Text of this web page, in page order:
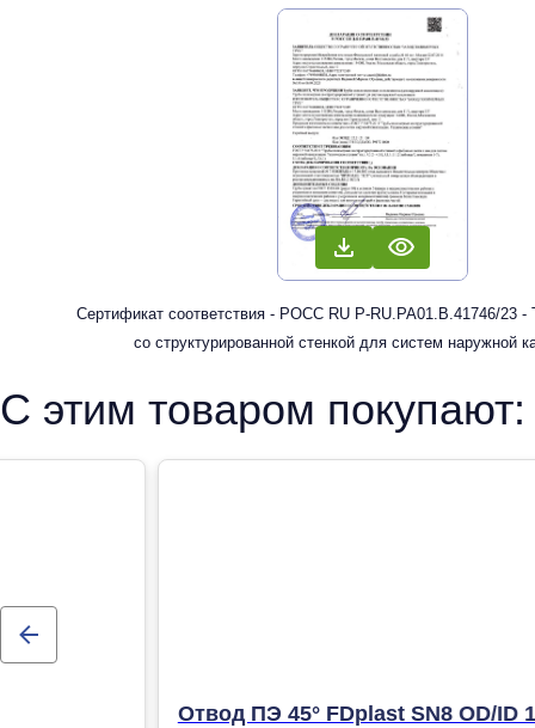
Сертификат соответствия - РОСС RU Р-RU.РА01.В.41746/23 -
со структурированной стенкой для систем наружной
С этим товаром покупают:
Отвод ПЭ 45° FDplast SN8 OD/ID